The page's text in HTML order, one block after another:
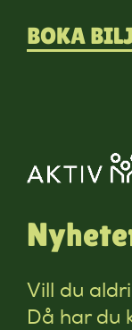
BOKA
Vill du
Då har du